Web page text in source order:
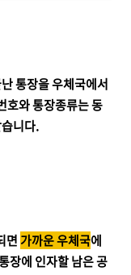
통장을 우체국에서
호와 통장종류는 동
니다.
면 가까운 우체국에
장에 인자할 남은 공